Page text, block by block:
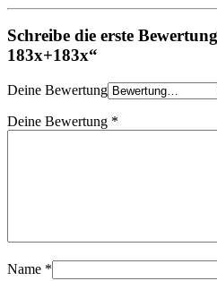
Schreibe die erste
183x+183x“
Deine Bewertung
Deine Bewertung *
Name *